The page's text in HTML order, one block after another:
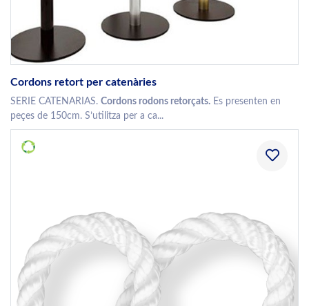
Cordons retort per catenàries
SERIE CATENARIAS. Cordons rodons retorçats. Es presenten en
peçes de 150cm. S’utilitza per a ca...